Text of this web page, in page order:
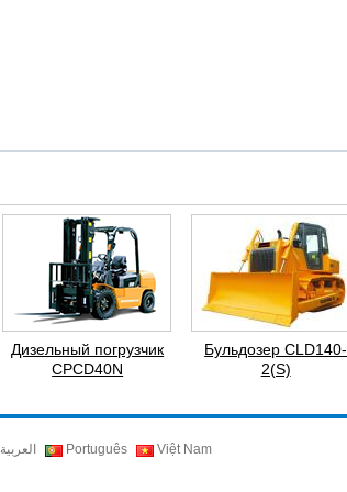
Дизельный погрузчик
CPCD40N
Бульдозер CLD140-
2(S)
العربية Português Việt Nam